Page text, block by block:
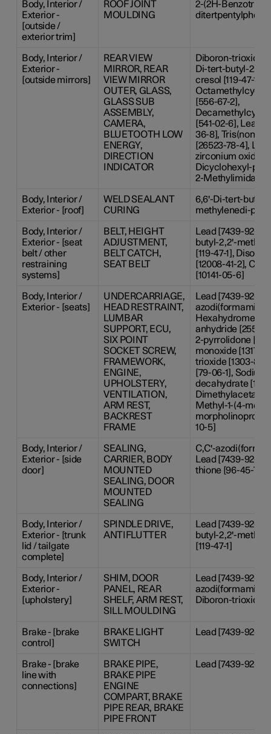
Body, Interior /
Exterior -
[outside /
exterior trim]
ROOF JOINT
MOULDING
2-(2H-
Body, Interior /
Exterior -
[outside mirrors]
REAR VIEW
MIRROR, REAR
VIEW MIRROR
OUTER, GLASS,
GLASS SUB
ASSEMBLY,
CAMERA,
BLUETOOTH LOW
ENERGY,
DIRECTION
INDICATOR
Diboron-trioxide
Di-tert-butyl-2,2'-
cresol [119-47-1],
[556-67-2],
[541-02-6], Lead-
36-8],
[26523-78-4],
zirconium oxide
Dicyclohexyl-
2-
Body, Interior /
Exterior - [roof]
WELD SEALANT
CURING
6,6'-Di-tert-butyl-
methylenedi-p-
Body, Interior /
Exterior - [seat
belt / other
restraining
systems]
BELT, HEIGHT
ADJUSTMENT,
BELT CATCH,
SEAT BELT
Lead [7439-92-1],
butyl-2,2'-
[119-47-1],
[12008-41-2],
[10141-05-6]
Body, Interior /
Exterior - [seats]
UNDERCARRIAGE,
HEAD RESTRAINT,
LUMBAR
SUPPORT, ECU,
SIX POINT
SOCKET SCREW,
FRAMEWORK,
ENGINE,
UPHOLSTERY,
VENTILATION,
ARM REST,
BACKREST
FRAME
Lead [7439-92-1],
azodi(formamide)
anhydride
2-pyrrolidone
monoxide [1317-
trioxide [1303-86-
[79-06-1], Sodium
decahydrate
Methyl-1-(4-
10-5]
Body, Interior /
Exterior - [side
door]
SEALING,
CARRIER, BODY
MOUNTED
SEALING, DOOR
MOUNTED
SEALING
C,C'-
Lead [7439-92-
thione [96-45-7]
Body, Interior /
Exterior - [trunk
lid / tailgate
complete]
SPINDLE DRIVE,
ANTIFLUTTER
Lead [7439-92-1],
butyl-2,2'-
[119-47-1]
Body, Interior /
Exterior -
[upholstery]
SHIM, DOOR
PANEL, REAR
SHELF, ARM REST,
SILL MOULDING
Lead [7439-92-1],
azodi(formamide)
Diboron-trioxide
Brake - [brake
control]
BRAKE LIGHT
SWITCH
Lead [7439-92-1]
Brake - [brake
line with
connections]
BRAKE PIPE,
BRAKE PIPE
ENGINE
COMPART, BRAKE
PIPE REAR, BRAKE
PIPE FRONT
Lead [7439-92-1]